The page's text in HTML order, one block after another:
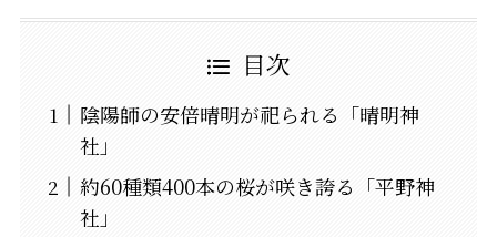
目次
陰陽師の安倍晴明が祀られる「晴明神
社」
約60種類400本の桜が咲き誇る「平野神
社」